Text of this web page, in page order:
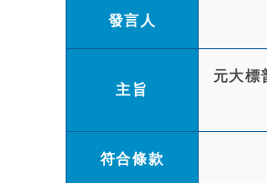
發言人
主旨
元大標
符合條款